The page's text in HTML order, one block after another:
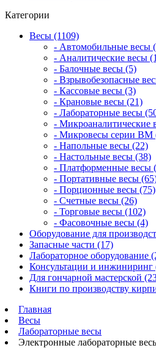
Категории
Весы (1109)
- Автомобильные весы
- Аналитические весы
- Балочные весы (5)
- Взрывобезопасные
- Кассовые весы (3)
- Крановые весы (21)
- Лабораторные весы
- Микроаналитические
- Микровесы серии BM
- Напольные весы (22)
- Настольные весы (38)
- Платформенные весы
- Портативные весы
- Порционные весы (75)
- Счетные весы (26)
- Торговые весы (102)
- Фасовочные весы (4)
Оборудование для
Запасные части (17)
Лабораторное оборудование
Консультации и инжиниринг
Для гончарной мастерской
Книги по производству
Главная
Весы
Лабораторные весы
Электронные лабораторные